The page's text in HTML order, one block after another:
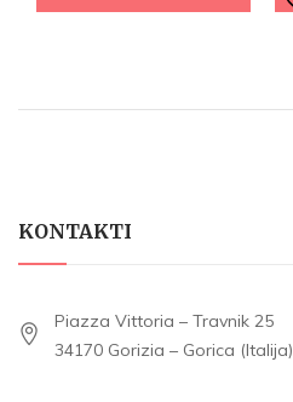
KONTAKTI
Piazza Vittoria – Travnik 25
34170 Gorizia – Gorica (Italija)